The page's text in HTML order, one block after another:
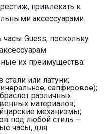
привлекать к
аксессуарами.
Guess, поскольку
их преимущества:
или латуни;
сапфировое);
различных
материалов;
механизмы;
под любой стиль —
часы, для